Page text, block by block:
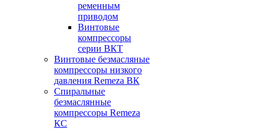
ременным
приводом
Винтовые
компрессоры
серии ВКТ
Винтовые безмасляные
компрессоры низкого
давления Remeza ВК
Спиральные
безмаслянные
компрессоры Remeza
КС